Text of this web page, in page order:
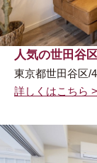
人気の世田谷
東京都世田谷区/
詳しくはこちら >